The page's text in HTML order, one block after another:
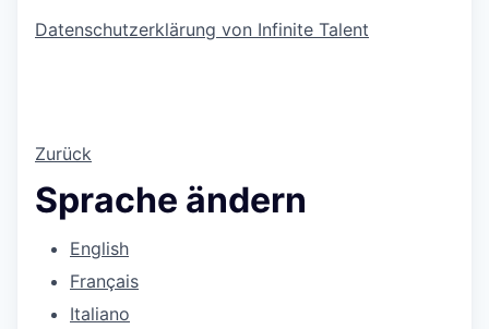
Datenschutzerklärung von Infinite Talent
Zurück
Sprache ändern
English
Français
Italiano